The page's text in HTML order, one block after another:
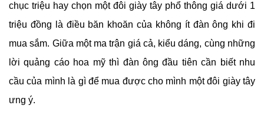
chục triệu hay chọn một đôi giày tây phổ thông giá dưới 1
triệu đồng là điều băn khoăn của không ít đàn ông khi đi
mua sắm. Giữa một ma trận giá cả, kiểu dáng, cùng những
lời quảng cáo hoa mỹ thì đàn ông đầu tiên cần biết nhu
cầu của mình là gì để mua được cho mình một đôi giày tây
ưng ý.